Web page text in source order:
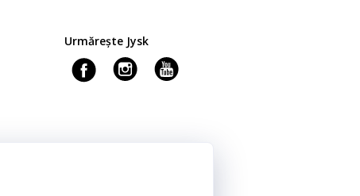
Urmărește Jysk